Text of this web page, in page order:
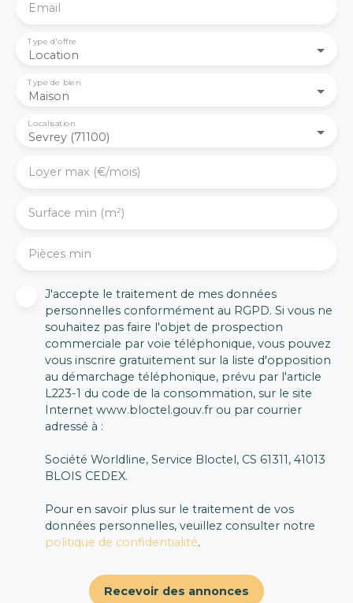
compléter
au sol. Disponible à
partir du 11 mars 2026.
Je reste à votre
disposition pour tout
complémentaire ou
pour organiser une
Email
Location
Type d'offre
Maison
Type de bien
Sevrey (71100)
Localisation
Loyer max (€/mois)
Surface min (m²)
Pièces min
J'accepte le traitement de mes données
personnelles conformément au RGPD. Si vous ne
souhaitez pas faire l'objet de prospection
commerciale par voie téléphonique, vous pouvez
vous inscrire gratuitement sur la liste d'opposition
au démarchage téléphonique, prévu par l'article
L223-1 du code de la consommation, sur le site
Internet www.bloctel.gouv.fr ou par courrier
adressé à :
Société Worldline, Service Bloctel, CS 61311, 41013
BLOIS CEDEX.
Pour en savoir plus sur le traitement de vos
données personnelles, veuillez consulter notre
politique de confidentialité.
Recevoir des annonces